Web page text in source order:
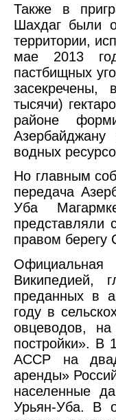
Также в
Шахдаг были
территории,
мае 2013
пастбищных
тысячи)
районе
водных
Но главным
передача
Уба
представляли
правом берегу
Википедией,
преданных в
году в
овцеводов,
постройки». В
АССР на
аренды»
населенные
Урьян-Уба. В